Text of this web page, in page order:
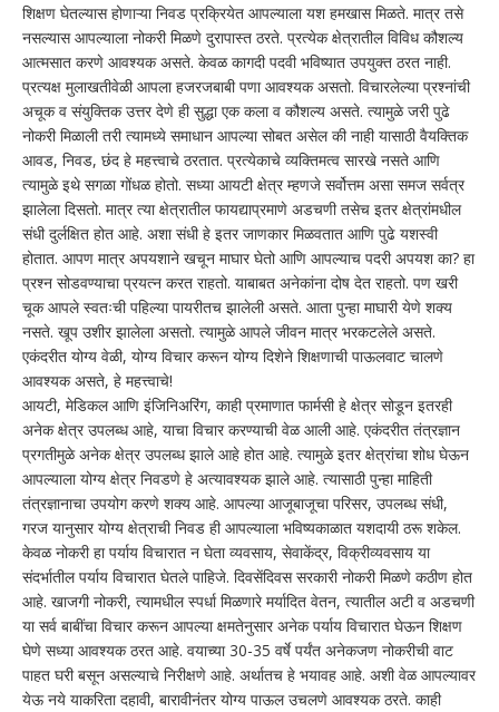
शिक्षण घेतल्यास होणाऱ्या निवड प्रक्रियेत आपल्याला यश हमखास मिळते. मात्र तसे
नसल्यास आपल्याला नोकरी मिळणे दुरापास्त ठरते. प्रत्येक क्षेत्रातील विविध कौशल्य
आत्मसात करणे आवश्यक असते. केवळ कागदी पदवी भविष्यात उपयुक्त ठरत नाही.
प्रत्यक्ष मुलाखतीवेळी आपला हजरजबाबी पणा आवश्यक असतो. विचारलेल्या प्रश्नांची
अचूक व संयुक्तिक उत्तर देणे ही सुद्धा एक कला व कौशल्य असते. त्यामुळे जरी पुढे
नोकरी मिळाली तरी त्यामध्ये समाधान आपल्या सोबत असेल की नाही यासाठी वैयक्तिक
आवड, निवड, छंद हे महत्त्वाचे ठरतात. प्रत्येकाचे व्यक्तिमत्व सारखे नसते आणि
त्यामुळे इथे सगळा गोंधळ होतो. सध्या आयटी क्षेत्र म्हणजे सर्वोत्तम असा समज सर्वत्र
झालेला दिसतो. मात्र त्या क्षेत्रातील फायद्याप्रमाणे अडचणी तसेच इतर क्षेत्रांमधील
संधी दुर्लक्षित होत आहे. अशा संधी हे इतर जाणकार मिळवतात आणि पुढे यशस्वी
होतात. आपण मात्र अपयशाने खचून माघार घेतो आणि आपल्याच पदरी अपयश का? हा
प्रश्न सोडवण्याचा प्रयत्न करत राहतो. याबाबत अनेकांना दोष देत राहतो. पण खरी
चूक आपले स्वतःची पहिल्या पायरीतच झालेली असते. आता पुन्हा माघारी येणे शक्य
नसते. खूप उशीर झालेला असतो. त्यामुळे आपले जीवन मात्र भरकटलेले असते.
एकंदरीत योग्य वेळी, योग्य विचार करून योग्य दिशेने शिक्षणाची पाऊलवाट चालणे
आवश्यक असते, हे महत्त्वाचे!
आयटी, मेडिकल आणि इंजिनिअरिंग, काही प्रमाणात फार्मसी हे क्षेत्र सोडून इतरही
अनेक क्षेत्र उपलब्ध आहे, याचा विचार करण्याची वेळ आली आहे. एकंदरीत तंत्रज्ञान
प्रगतीमुळे अनेक क्षेत्र उपलब्ध झाले आहे होत आहे. त्यामुळे इतर क्षेत्रांचा शोध घेऊन
आपल्याला योग्य क्षेत्र निवडणे हे अत्यावश्यक झाले आहे. त्यासाठी पुन्हा माहिती
तंत्रज्ञानाचा उपयोग करणे शक्य आहे. आपल्या आजूबाजूचा परिसर, उपलब्ध संधी,
गरज यानुसार योग्य क्षेत्राची निवड ही आपल्याला भविष्यकाळात यशदायी ठरू शकेल.
केवळ नोकरी हा पर्याय विचारात न घेता व्यवसाय, सेवाकेंद्र, विक्रीव्यवसाय या
संदर्भातील पर्याय विचारात घेतले पाहिजे. दिवसेंदिवस सरकारी नोकरी मिळणे कठीण होत
आहे. खाजगी नोकरी, त्यामधील स्पर्धा मिळणारे मर्यादित वेतन, त्यातील अटी व अडचणी
या सर्व बाबींचा विचार करून आपल्या क्षमतेनुसार अनेक पर्याय विचारात घेऊन शिक्षण
घेणे सध्या आवश्यक ठरत आहे. वयाच्या 30-35 वर्षे पर्यंत अनेकजण नोकरीची वाट
पाहत घरी बसून असल्याचे निरीक्षणे आहे. अर्थातच हे भयावह आहे. अशी वेळ आपल्यावर
येऊ नये याकरिता दहावी, बारावीनंतर योग्य पाऊल उचलणे आवश्यक ठरते. काही